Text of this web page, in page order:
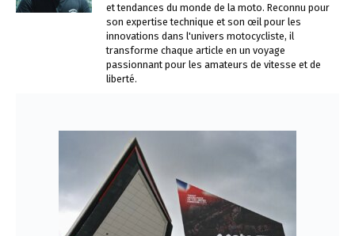
et tendances du monde de la moto. Reconnu pour
son expertise technique et son œil pour les
innovations dans l'univers motocycliste, il
transforme chaque article en un voyage
passionnant pour les amateurs de vitesse et de
liberté.